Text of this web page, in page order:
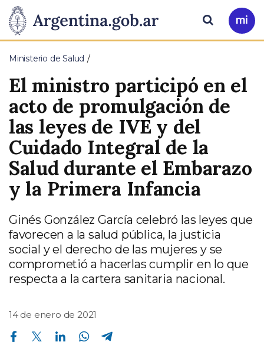
Presidencia
de
la
Nación
Pasar al contenido principal
Ir
a
Buscar
Ministerio de Salud
El ministro participó en el
acto de promulgación de
las leyes de IVE y del
Cuidado Integral de la
Salud durante el Embarazo
y la Primera Infancia
Ginés González García celebró las leyes que
favorecen a la salud pública, la justicia
social y el derecho de las mujeres y se
comprometió a hacerlas cumplir en lo que
respecta a la cartera sanitaria nacional.
14 de enero de 2021
Compartir en Facebook Compartir en Twitter Compartir en Linkedin Compartir en Whatsapp